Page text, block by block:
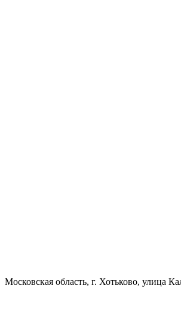
Московская область, г. Хотьково, улица